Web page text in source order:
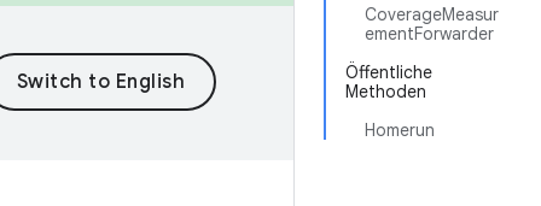
CoverageMeasur
ementForwarder
Öffentliche
Methoden
Homerun